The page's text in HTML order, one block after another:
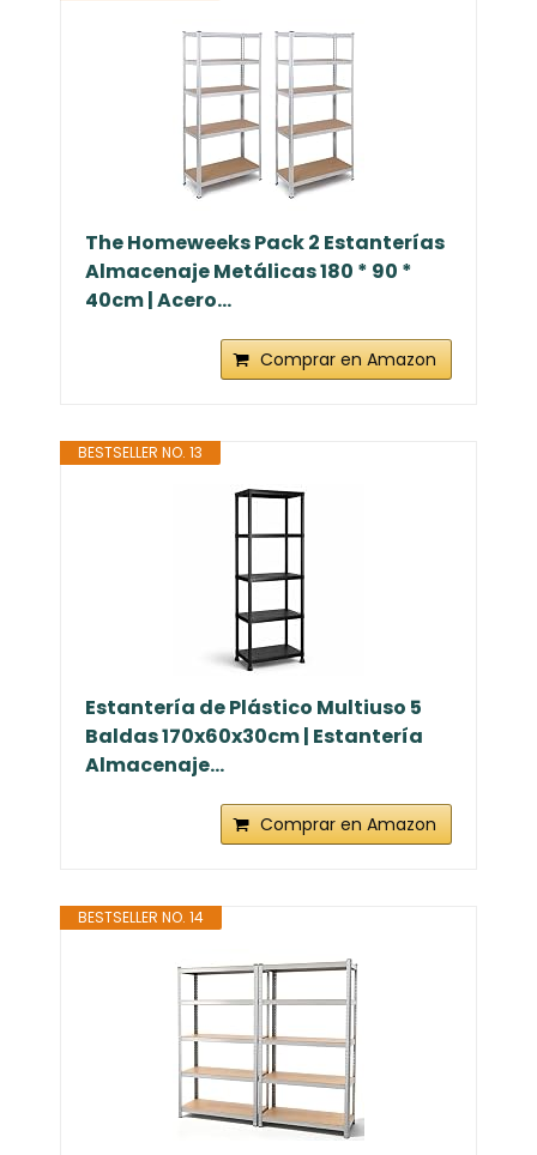
The Homeweeks Pack 2 Estanterías
Almacenaje Metálicas 180 * 90 *
40cm | Acero...
Comprar en Amazon
BESTSELLER NO. 13
Estantería de Plástico Multiuso 5
Baldas 170x60x30cm | Estantería
Almacenaje...
Comprar en Amazon
BESTSELLER NO. 14